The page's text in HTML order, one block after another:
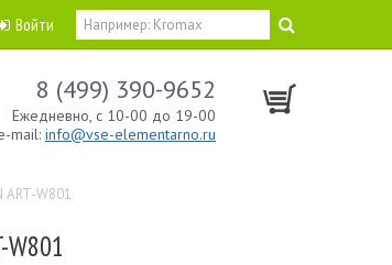
Войти
8 (499) 390-9652
Ежедневно, с 10-00 до 19-00
mail: info@vse-elementarno.ru
ART-W801
W801